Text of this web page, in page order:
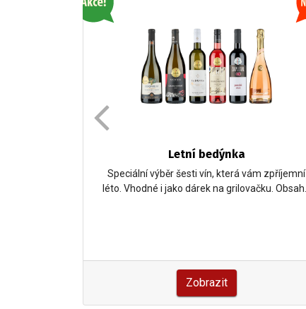
Letní bedýnka
Speciální výběr šesti vín, která vám zpříjemní
léto. Vhodné i jako dárek na grilovačku. Obsah…
Zobrazit